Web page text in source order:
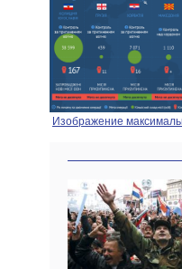
Изображение